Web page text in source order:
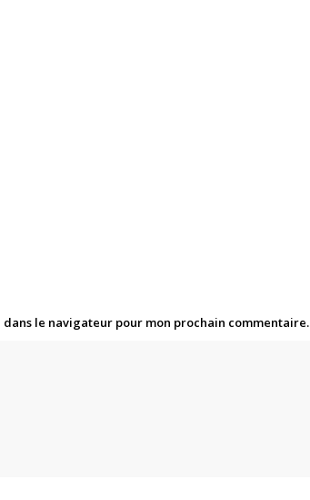
le navigateur pour mon prochain commentaire.